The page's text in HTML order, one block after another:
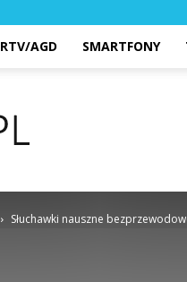
RTV/AGD SMARTFONY
Słuchawki nauszne